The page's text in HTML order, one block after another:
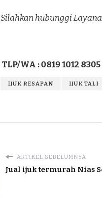
Silahkan hubunggi
TLP/WA : 0819 1012
IJUK RESAPAN IJUK TALI
ARTIKEL SEBELUMNYA
Jual ijuk termurah Nias